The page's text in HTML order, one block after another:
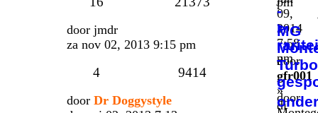
09,
2014
7:58
pm
-
>
door
gfr001
»
di
door jmdr
za nov 02, 2013 9:15 pm
MG
Turbo
door
4 9414
door Dr Doggystyle